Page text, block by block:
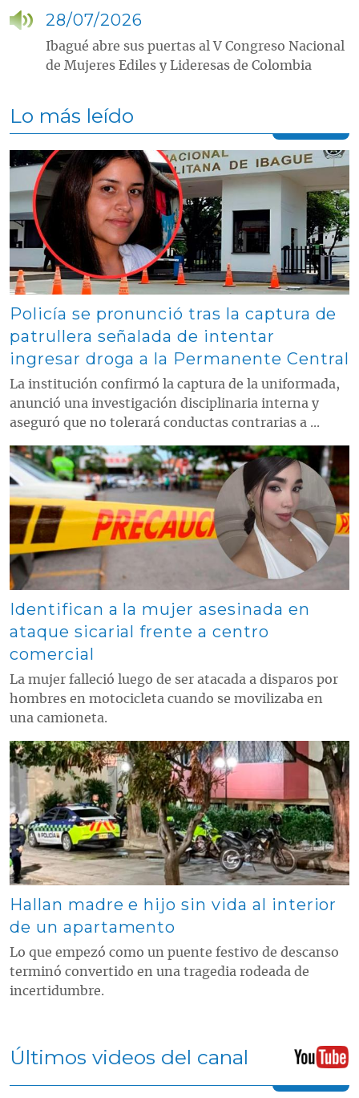
28/07/2026
Ibagué abre sus puertas al V Congreso Nacional
de Mujeres Ediles y Lideresas de Colombia
Lo más leído
Contenido multimedia principal
Policía se pronunció tras la captura de
patrullera señalada de intentar
ingresar droga a la Permanente Central
La institución confirmó la captura de la uniformada,
anunció una investigación disciplinaria interna y
aseguró que no tolerará conductas contrarias a ...
Contenido multimedia principal
Identifican a la mujer asesinada en
ataque sicarial frente a centro
comercial
La mujer falleció luego de ser atacada a disparos por
hombres en motocicleta cuando se movilizaba en
una camioneta.
Contenido multimedia principal
Hallan madre e hijo sin vida al interior
de un apartamento
Lo que empezó como un puente festivo de descanso
terminó convertido en una tragedia rodeada de
incertidumbre.
Últimos videos del canal